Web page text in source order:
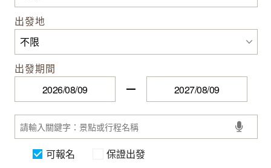
出發地
出發期間
可報名 保證出發